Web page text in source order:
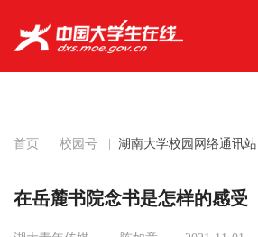
首页 校园号 湖南大学校园网络通讯站
在岳麓书院念书是怎样的感受